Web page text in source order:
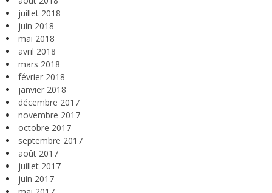
juillet 2018
juin 2018
mai 2018
avril 2018
mars 2018
février 2018
janvier 2018
décembre 2017
novembre 2017
octobre 2017
septembre 2017
août 2017
juillet 2017
juin 2017